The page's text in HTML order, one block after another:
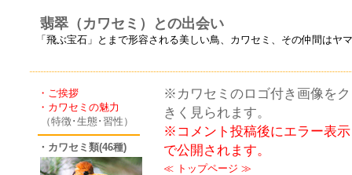
翡翠（カワセミ）との出会い
「飛ぶ宝石」とまで形容される美しい鳥、カワセミ、その仲間は
・ご挨拶
・カワセミの魅力
（特徴･生態･習性）
・カワセミ類(46種)
※カワセミのロゴ付き画像を
きく見られます。
※コメント投稿後にエラー表
で公開されます。
≪ トップページ ≫